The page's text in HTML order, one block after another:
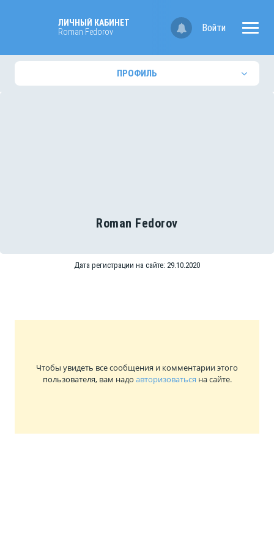
ЛИЧНЫЙ КАБИНЕТ
Roman Fedorov
Войти
ПРОФИЛЬ
Roman Fedorov
Дата регистрации на сайте: 29.10.2020
Чтобы увидеть все сообщения и комментарии этого
пользователя, вам надо авторизоваться на сайте.